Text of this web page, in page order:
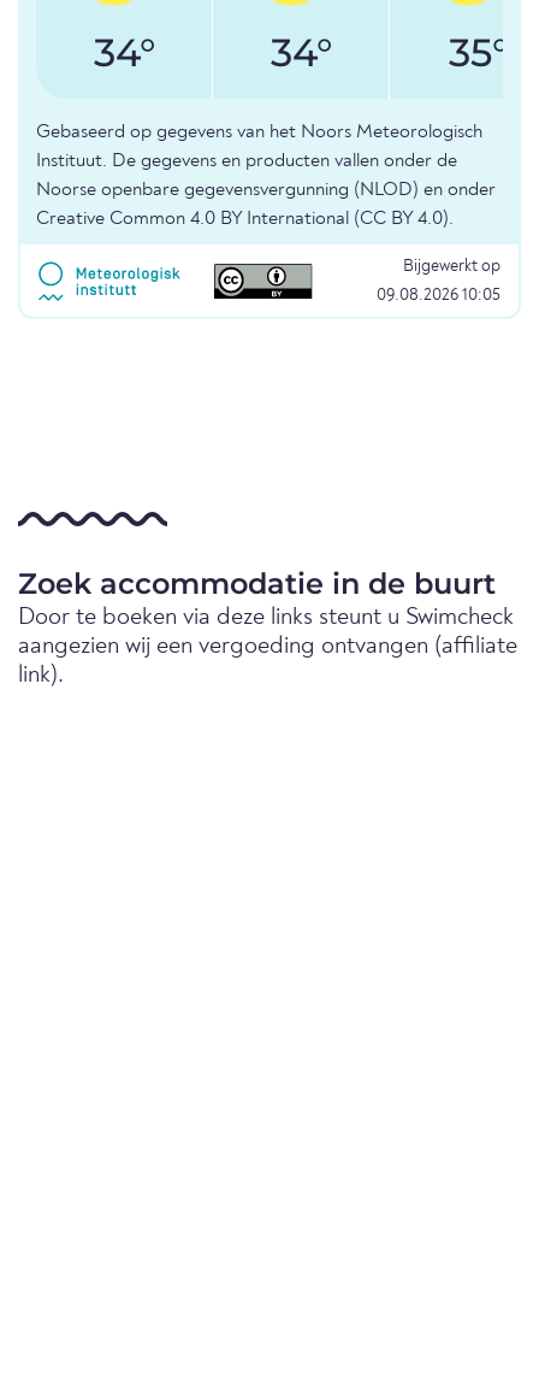
34° 34° 35°
Gebaseerd op gegevens van het Noors Meteorologisch
Instituut. De gegevens en producten vallen onder de
Noorse openbare gegevensvergunning (NLOD) en onder
Creative Common 4.0 BY International (CC BY 4.0).
Bijgewerkt op
09.08.2026 10:05
Zoek accommodatie in de buurt
Door te boeken via deze links steunt u Swimcheck
aangezien wij een vergoeding ontvangen (affiliate
link).